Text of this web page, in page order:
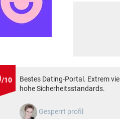
/10
Bestes Dating-Portal. Extrem
hohe Sicherheitsstandards.
Gesperrt profil